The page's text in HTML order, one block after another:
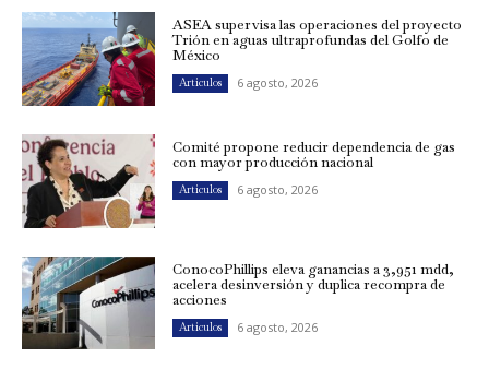
ASEA supervisa las operaciones del proyecto
Trión en aguas ultraprofundas del Golfo de
México
Artículos 6 agosto, 2026
Comité propone reducir dependencia de gas
con mayor producción nacional
Artículos 6 agosto, 2026
ConocoPhillips eleva ganancias a 3,951 mdd,
acelera desinversión y duplica recompra de
acciones
Artículos 6 agosto, 2026